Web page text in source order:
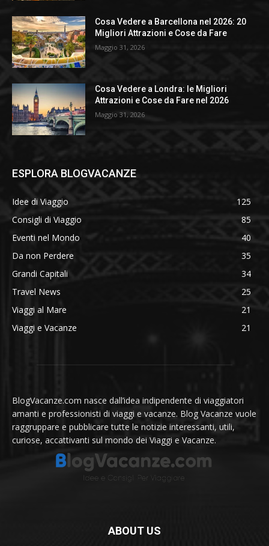
Cosa Vedere a Barcellona nel 2026: 20
Migliori Attrazioni e Cose da Fare
Maggio 31, 2026
Cosa Vedere a Londra: le Migliori
Attrazioni e Cose da Fare nel 2026
Maggio 31, 2026
ESPLORA BLOGVACANZE
Idee di Viaggio
125
Consigli di Viaggio
85
Eventi nel Mondo
40
Da non Perdere
35
Grandi Capitali
34
Travel News
25
Viaggi al Mare
21
Viaggi e Vacanze
21
BlogVacanze.com nasce dall’idea indipendente di viaggiatori
amanti e professionisti di viaggi e vacanze. Blog Vacanze vuole
raggruppare e pubblicare tutte le notizie interessanti, utili,
curiose, accattivanti sul mondo dei Viaggi e Vacanze.
ABOUT US